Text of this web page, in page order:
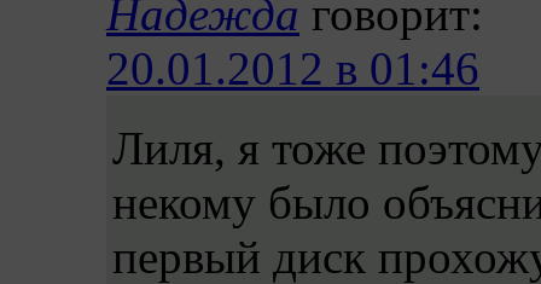
Надежда говорит:
20.01.2012 в 01:46
Лиля, я тоже
некому было
первый диск